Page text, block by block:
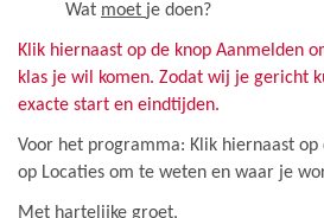
Wat moet je doen?
Klik hiernaast op de knop Aanmelden
klas je wil komen. Zodat wij je gericht
exacte start en eindtijden.
Voor het programma: Klik hiernaast
op Locaties om te weten en waar je
Met hartelijke groet,